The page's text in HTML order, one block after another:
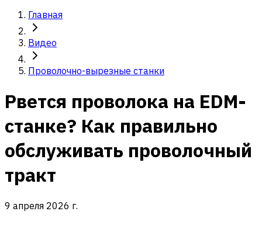
Главная
Видео
Проволочно-вырезные станки
Рвется проволока на EDM-
станке? Как правильно
обслуживать проволочный
тракт
9 апреля 2026 г.